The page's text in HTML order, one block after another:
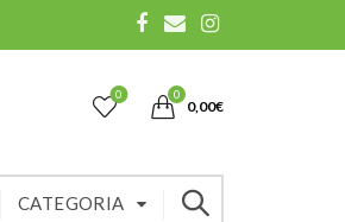
0 0
0,00€
CATEGORIA